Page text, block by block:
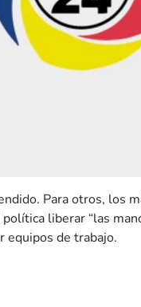
Para otros, los
liberar “las
equipos de trabajo.